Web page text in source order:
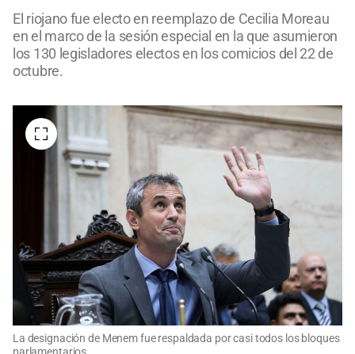
El riojano fue electo en reemplazo de Cecilia Moreau
en el marco de la sesión especial en la que asumieron
los 130 legisladores electos en los comicios del 22 de
octubre.
La designación de Menem fue respaldada por casi todos los bloques